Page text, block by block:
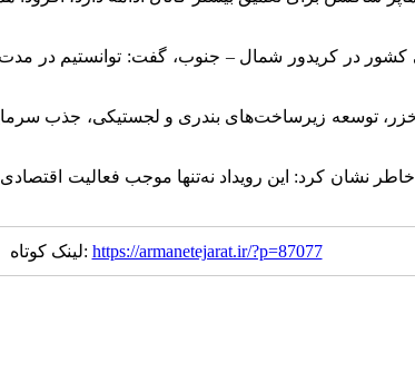
کشور در کریدور شمال – جنوب، گفت: توانستیم در
توسعه زیرساخت‌های بندری و لجستیکی، جذب
نشان کرد: این رویداد نه‌تنها موجب فعالیت
لینک کوتاه: https://armanetejarat.ir/?p=87077